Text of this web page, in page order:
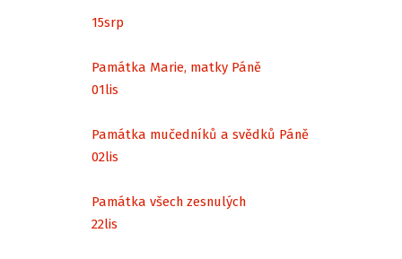
15srp
Památka Marie, matky Páně
01lis
Památka mučedníků a svědků Páně
02lis
Památka všech zesnulých
22lis